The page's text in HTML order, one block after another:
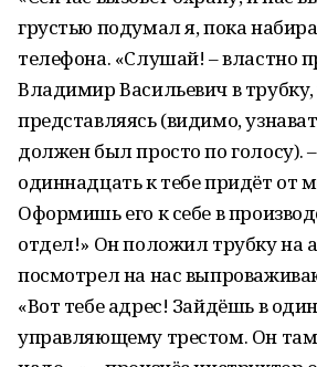
грустью подумал я, пока
телефона. «Слушай! – властно
Владимир Васильевич в трубку,
представляясь (видимо,
должен был просто по голосу).
одиннадцать к тебе придёт от
Оформишь его к себе в
отдел!» Он положил трубку на
посмотрел на нас
«Вот тебе адрес! Зайдёшь в
управляющему трестом. Он там